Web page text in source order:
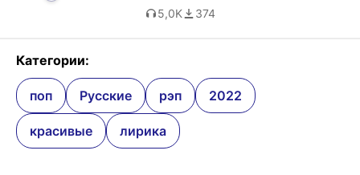
5,0K 374
Категории:
поп Русские рэп 2022
красивые лирика